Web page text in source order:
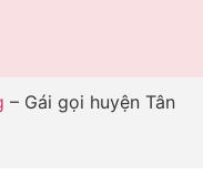
– Gái gọi huyện Tân